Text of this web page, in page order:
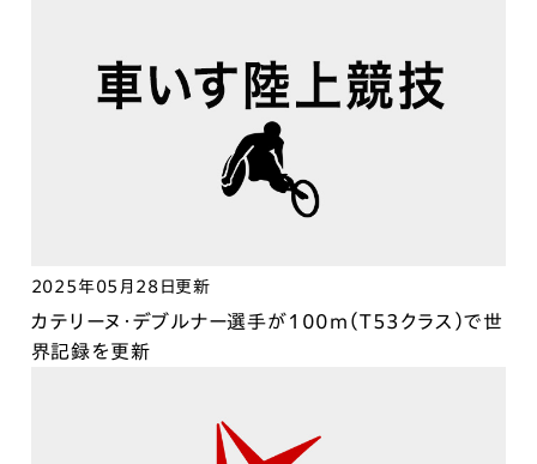
2025年05月28日更新
カテリーヌ・デブルナー選手が100m（T53クラス）で世
界記録を更新